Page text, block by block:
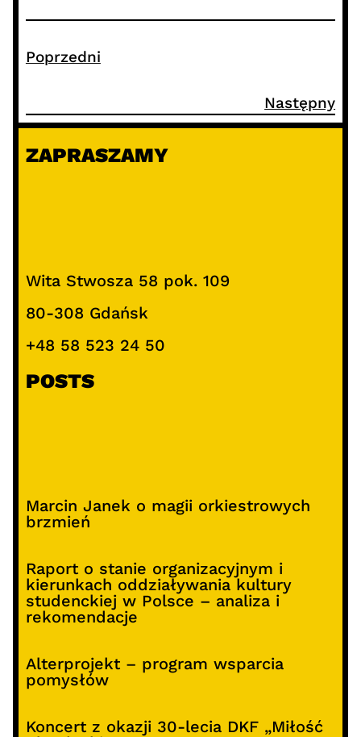
Poprzedni
Następny
ZAPRASZAMY
Wita Stwosza 58 pok. 109
80-308 Gdańsk
+48 58 523 24 50
POSTS
Marcin Janek o magii orkiestrowych
brzmień
Raport o stanie organizacyjnym i
kierunkach oddziaływania kultury
studenckiej w Polsce – analiza i
rekomendacje
Alterprojekt – program wsparcia
pomysłów
Koncert z okazji 30-lecia DKF „Miłość